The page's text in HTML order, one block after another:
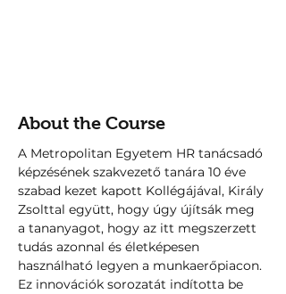
About the Course
A Metropolitan Egyetem HR tanácsadó
képzésének szakvezető tanára 10 éve
szabad kezet kapott Kollégájával, Király
Zsolttal együtt, hogy úgy újítsák meg
a tananyagot, hogy az itt megszerzett
tudás azonnal és életképesen
használható legyen a munkaerőpiacon.
Ez innovációk sorozatát indította be